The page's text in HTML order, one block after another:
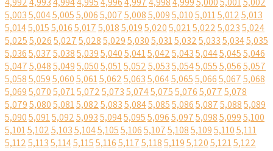
5,0035,0045,0055,0065,0075,0085,0095,0105,0115,0125,013
5,0145,0155,0165,0175,0185,0195,0205,0215,0225,0235,024
5,0255,0265,0275,0285,0295,0305,0315,0325,0335,0345,035
5,0365,0375,0385,0395,0405,0415,0425,0435,0445,0455,046
5,0475,0485,0495,0505,0515,0525,0535,0545,0555,0565,057
5,0585,0595,0605,0615,0625,0635,0645,0655,0665,0675,068
5,0695,0705,0715,0725,0735,0745,0755,0765,0775,078
5,0795,0805,0815,0825,0835,0845,0855,0865,0875,0885,089
5,0905,0915,0925,0935,0945,0955,0965,0975,0985,0995,100
5,1015,1025,1035,1045,1055,1065,1075,1085,1095,1105,111
5,1125,1135,1145,1155,1165,1175,1185,1195,1205,1215,122